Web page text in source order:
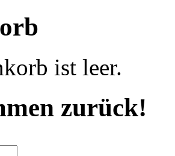
ist leer.
zurück!